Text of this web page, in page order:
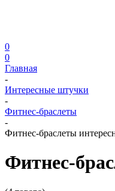
0
0
Главная
-
Интересные штучки
-
Фитнес-браслеты
-
Фитнес-браслеты
Фитнес-